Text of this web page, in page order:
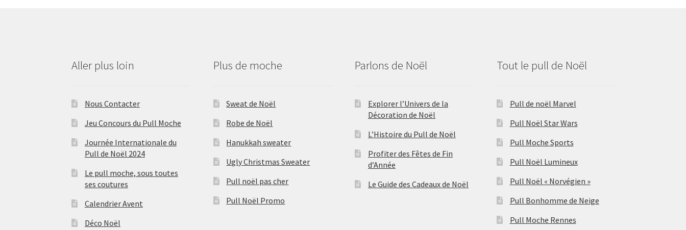
Aller plus loin
Nous Contacter
Jeu Concours du Pull Moche
Journée Internationale du
Pull de Noël 2024
Le pull moche, sous toutes
ses coutures
Calendrier Avent
Déco Noël
Plus de moche
Sweat de Noël
Robe de Noël
Hanukkah sweater
Ugly Christmas Sweater
Pull noël pas cher
Pull Noël Promo
Parlons de Noël
Explorer l’Univers de la
Décoration de Noël
L’Histoire du Pull de Noël
Profiter des Fêtes de Fin
d’Année
Le Guide des Cadeaux de Noël
Tout le pull de Noël
Pull de noël Marvel
Pull Noël Star Wars
Pull Moche Sports
Pull Noël Lumineux
Pull Noël « Norvégien »
Pull Bonhomme de Neige
Pull Moche Rennes